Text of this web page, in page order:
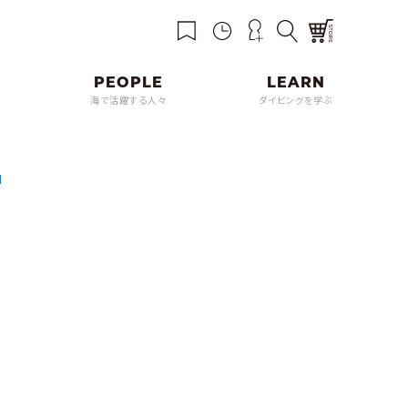
海で活躍する人々 ダイビングを学ぶ